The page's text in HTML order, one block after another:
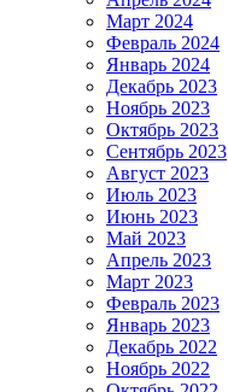
Март 2024
Февраль 2024
Январь 2024
Декабрь 2023
Ноябрь 2023
Октябрь 2023
Сентябрь 2023
Август 2023
Июль 2023
Июнь 2023
Май 2023
Апрель 2023
Март 2023
Февраль 2023
Январь 2023
Декабрь 2022
Ноябрь 2022